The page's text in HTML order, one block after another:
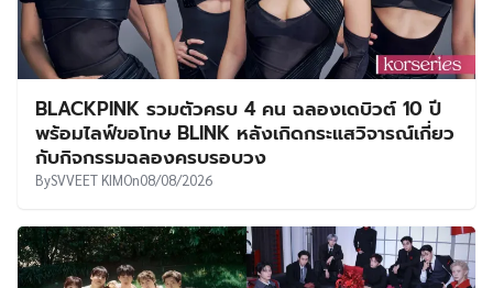
BLACKPINK รวมตัวครบ 4 คน ฉลองเดบิวต์ 10 ปี
พร้อมไลฟ์ขอโทษ BLINK หลังเกิดกระแสวิจารณ์เกี่ยว
กับกิจกรรมฉลองครบรอบวง
BySVVEET KIMOn08/08/2026